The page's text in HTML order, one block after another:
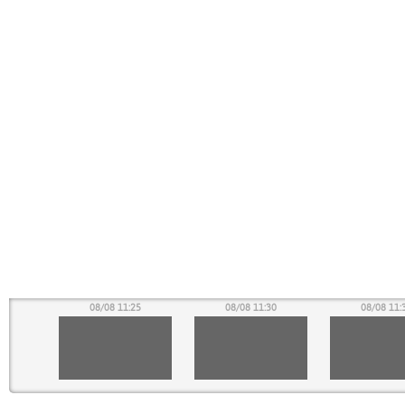
08/08 11:25 08/08 11:30 08/08